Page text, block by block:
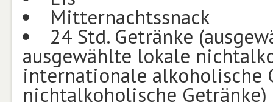
Mitternachtssnack
24 Std. Getränke
ausgewählte lokale
internationale alkoholische
nichtalkoholische Getränke)